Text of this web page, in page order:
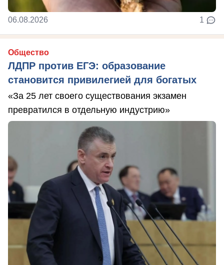
06.08.2026 1
Общество
ЛДПР против ЕГЭ: образование
становится привилегией для богатых
«За 25 лет своего существования экзамен
превратился в отдельную индустрию»